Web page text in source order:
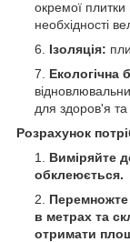
окремої плитки
необхідності
Ізоляція:
Екологічна
для здоров'я
Розрахунок
Виміряйте
обклеюється.
Перемножте
в метрах та
отримати